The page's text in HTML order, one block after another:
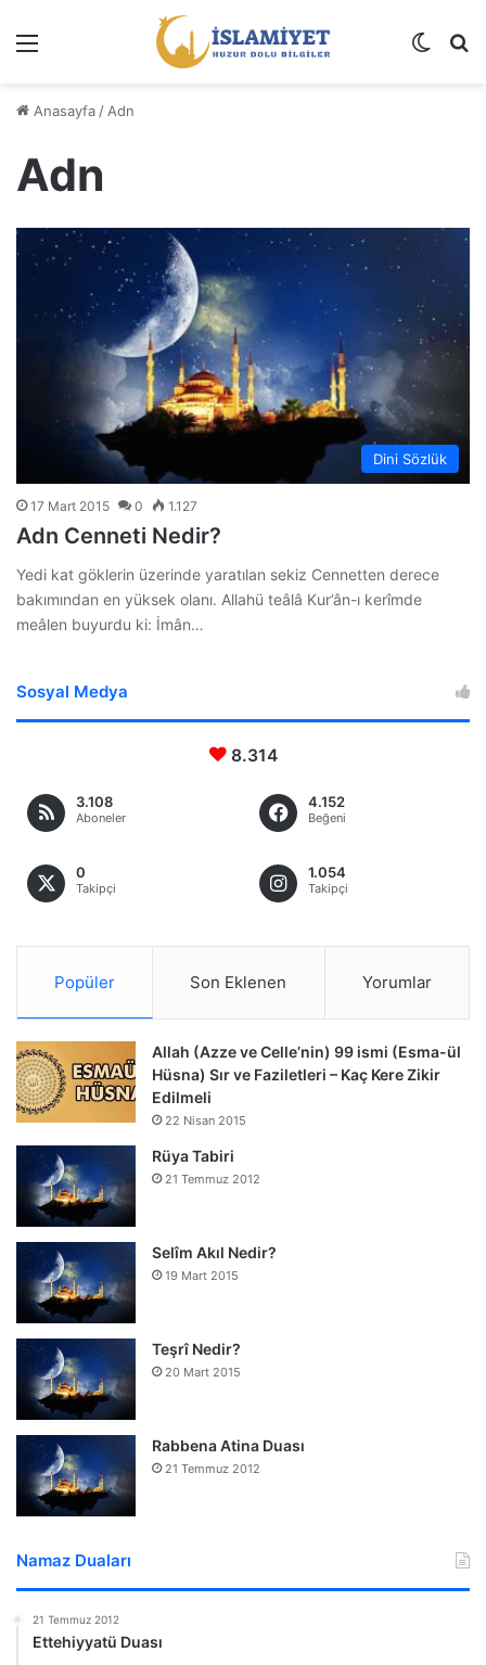
Dış
Anasayfa / Adn
Adn
Dini Sözlük
17 Mart 2015 0 1.127
Adn Cenneti Nedir?
Yedi kat göklerin üzerinde yaratılan sekiz Cennetten derece
bakımından en yüksek olanı. Allahü teâlâ Kur’ân-ı kerîmde
meâlen buyurdu ki: İmân…
Sosyal Medya
8.314
3.108
Aboneler
4.152
Beğeni
0
Takipçi
1.054
Takipçi
Popüler Son Eklenen Yorumlar
Allah (Azze ve Celle’nin) 99 ismi (Esma-ül
Hüsna) Sır ve Faziletleri – Kaç Kere Zikir
Edilmeli
22 Nisan 2015
Rüya Tabiri
21 Temmuz 2012
Selîm Akıl Nedir?
19 Mart 2015
Teşrî Nedir?
20 Mart 2015
Rabbena Atina Duası
21 Temmuz 2012
Namaz Duaları
21 Temmuz 2012
Ettehiyyatü Duası